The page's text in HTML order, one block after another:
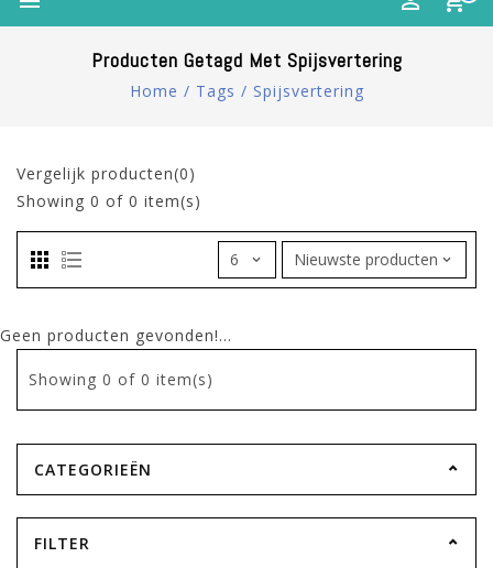
Producten Getagd Met Spijsvertering
Home / Tags / Spijsvertering
Vergelijk producten(0)
Showing 0 of 0 item(s)
Geen producten gevonden!...
Showing 0 of 0 item(s)
CATEGORIEËN
FILTER